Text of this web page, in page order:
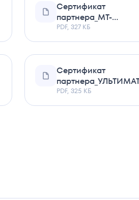
Сертификат
партнера_МТ-
ИНТЕГРАЦИЯ
PDF, 327 КБ
Сертификат
PDF, 325 КБ